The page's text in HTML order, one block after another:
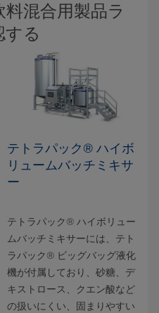
混合用製品ラ
る
テトラパック® ハイボ
リュームバッチミキサ
ー
テトラパック® ハイボリュー
ムバッチミキサーには、テト
ラパック® ビッグバッグ液化
機が付属しており、砂糖、デ
キストロース、クエン酸など
の扱いにくい、固まりやすい